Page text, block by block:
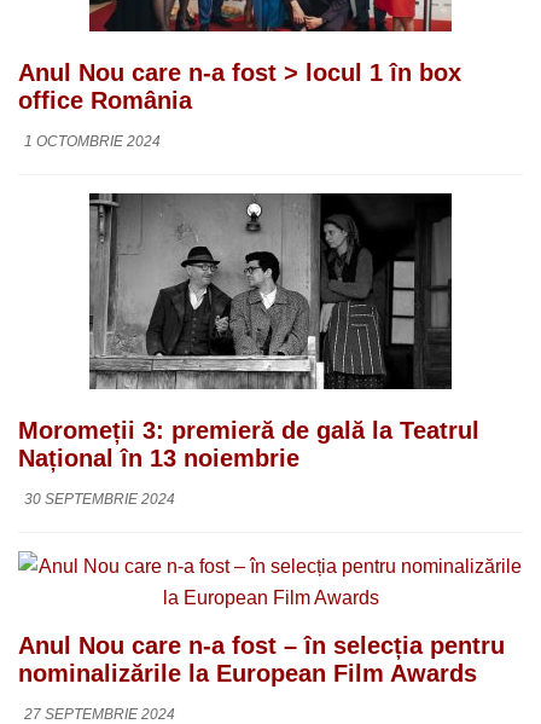
Anul Nou care n-a fost > locul 1 în box
office România
1 OCTOMBRIE 2024
Moromeții 3: premieră de gală la Teatrul
Național în 13 noiembrie
30 SEPTEMBRIE 2024
Anul Nou care n-a fost – în selecția pentru
nominalizările la European Film Awards
27 SEPTEMBRIE 2024